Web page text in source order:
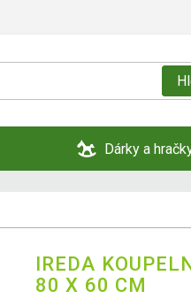
Dárky a
IREDA
80 X 60 CM